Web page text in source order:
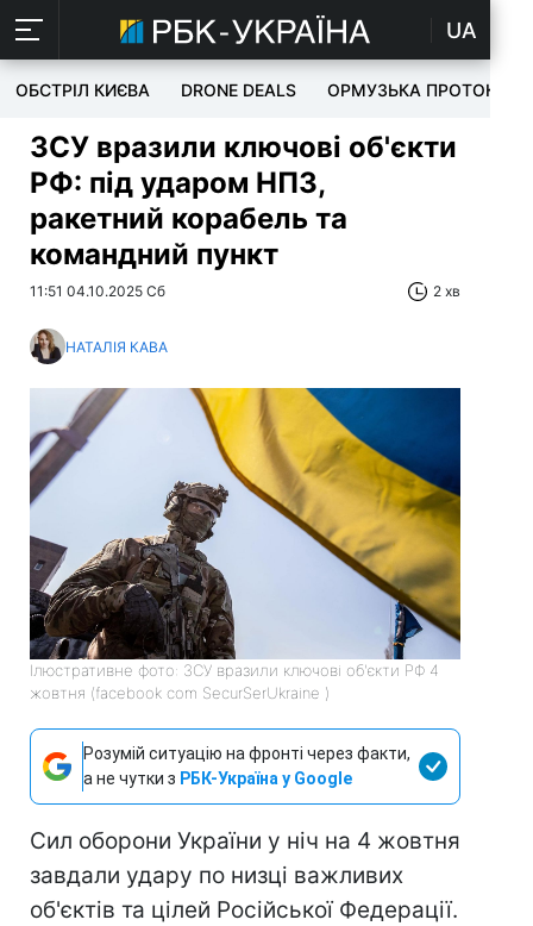
UA
ОБСТРІЛ КИЄВА DRONE DEALS ОРМУЗЬКА ПРОТОКА
ЗСУ вразили ключові об'єкти
РФ: під ударом НПЗ,
ракетний корабель та
командний пункт
11:51 04.10.2025 Сб 2 хв
НАТАЛІЯ КАВА
Ілюстративне фото: ЗСУ вразили ключові об'єкти РФ 4
жовтня (facebook com SecurSerUkraine )
Розумій ситуацію на фронті через факти,
а не чутки з РБК-Україна у Google
Сил оборони України у ніч на 4 жовтня
завдали удару по низці важливих
об'єктів та цілей Російської Федерації.